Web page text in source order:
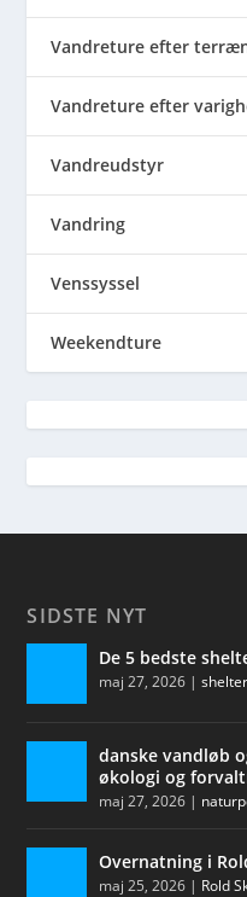
Vandreture efter
Vandreture efter
Vandreudstyr
Vandring
Venssyssel
Weekendture
SIDSTE NYT
De 5 bedste
maj 27, 2026 |
danske vandløb
økologi og
maj 27, 2026 |
Overnatning i
maj 25, 2026 | Rold